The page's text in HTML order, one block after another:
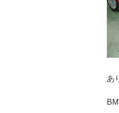
あ